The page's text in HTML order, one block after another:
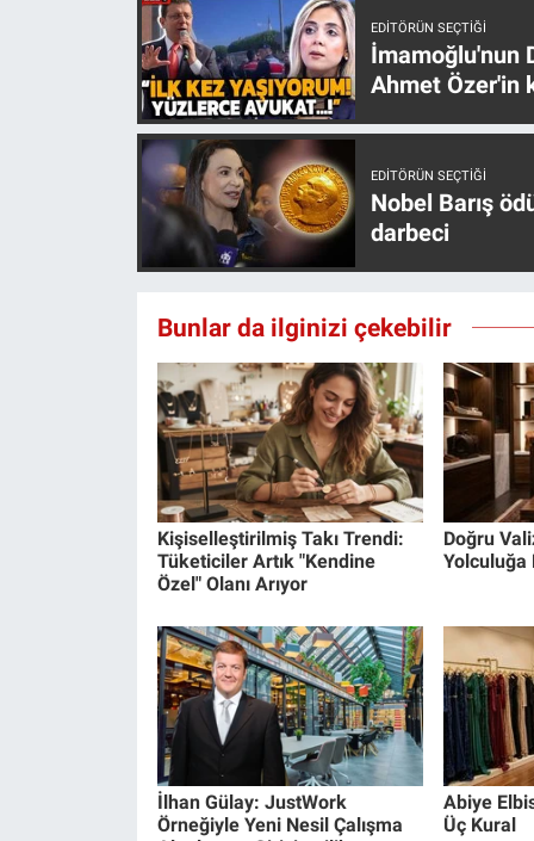
EDITÖRÜN SEÇTIĞI
İmamoğlu'nun
Ahmet Özer'in
EDITÖRÜN SEÇTIĞI
Nobel Barış
darbeci
Bunlar da ilginizi çekebilir
Kişiselleştirilmiş Takı Trendi:
Tüketiciler Artık "Kendine
Özel" Olanı Arıyor
Doğru
Yolculuğa
İlhan Gülay: JustWork
Örneğiyle Yeni Nesil Çalışma
Abiye
Üç Kural